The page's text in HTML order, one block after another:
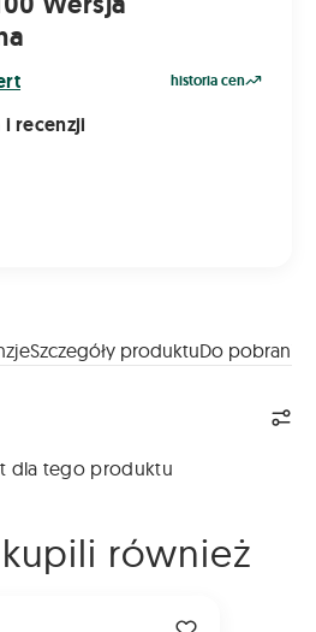
historia cen
recenzji
Szczegóły produktuDo pobrania
dla tego produktu
również